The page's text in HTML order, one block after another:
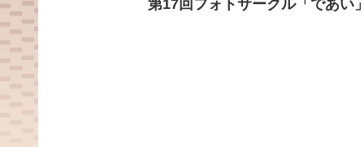
第17回フォトサークル「であい